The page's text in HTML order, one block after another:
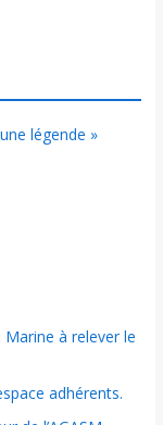
légende »
à relever le
adhérents.